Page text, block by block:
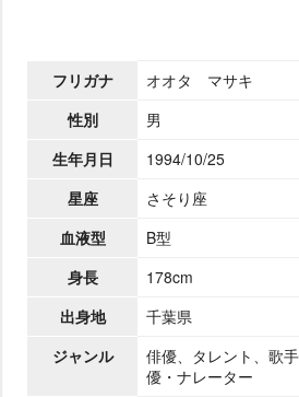
フリガナ
オオタ マサキ
性別
男
生年月日
1994/10/25
星座
さそり座
血液型
B型
身長
178cm
出身地
千葉県
ジャンル
俳優、タレント、歌
優・ナレーター